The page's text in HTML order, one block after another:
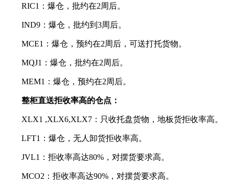
RIC1：爆仓，批约在2周后。
IND9：爆仓，批约到3周后。
MCE1：爆仓，预约在2周后，可送打托货物。
MQJ1：爆仓，批约在2周后。
MEM1：爆仓，预约在2周后。
整柜直送拒收率高的仓点：
XLX1 ,XLX6,XLX7：只收托盘货物，地板货拒收率高。
LFT1：爆仓，无人卸货拒收率高。
JVL1：拒收率高达80%，对摆货要求高。
MCO2：拒收率高达90%，对摆货要求高。